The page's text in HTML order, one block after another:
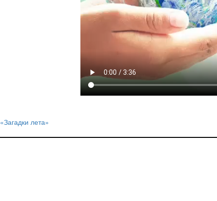
«Загадки лета»